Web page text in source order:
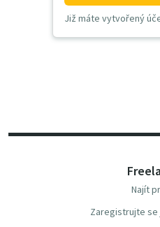
Již máte vytvořený
Najít
Zaregistrujte